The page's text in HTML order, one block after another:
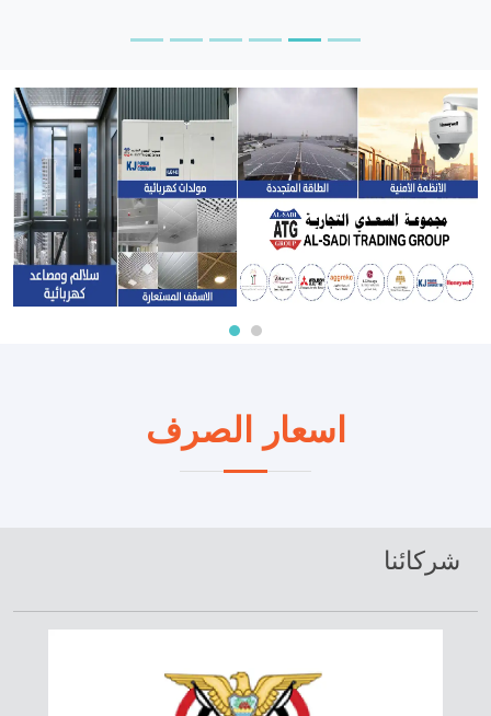
اسعار الصرف
شركائنا